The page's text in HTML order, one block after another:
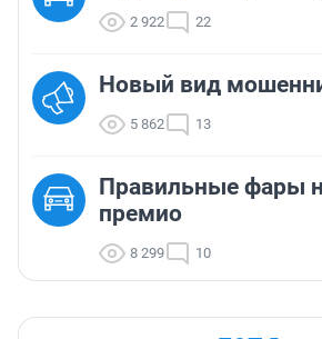
2 922 22
Новый вид
5 862 13
Правильные фары
премио
8 299 10